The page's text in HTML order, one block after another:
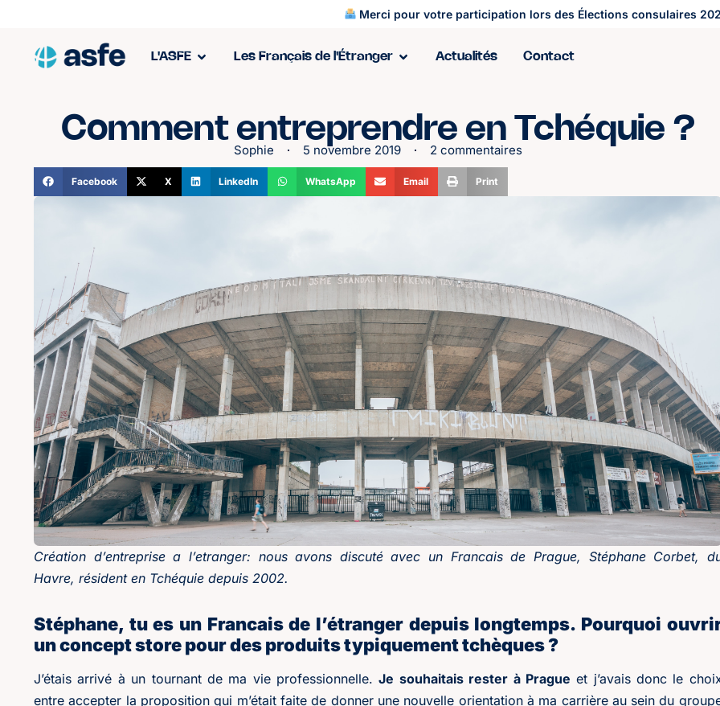
Merci pour votre participation lors des Élections consulaires
L'ASFE Les Français de l'Étranger Actualités Contact
Comment entreprendre en Tchéquie ?
Sophie 5 novembre 2019 2 commentaires
Facebook X LinkedIn WhatsApp Email Print
Création d’entreprise a l’etranger: nous avons discuté avec un Francais de Prague, Stéphane Corbet,
Havre, résident en Tchéquie depuis 2002.
Stéphane, tu es un Francais de l’étranger depuis longtemps. Pourquoi
un concept store pour des produits typiquement tchèques ?
J’étais arrivé à un tournant de ma vie professionnelle.Je souhaitais rester à Prague et j’avais donc le
entre accepter la proposition qui m’était faite de donner une nouvelle orientation à ma carrière au sein du